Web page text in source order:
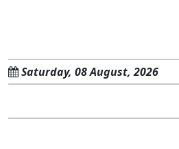
Saturday, 08 August, 2026